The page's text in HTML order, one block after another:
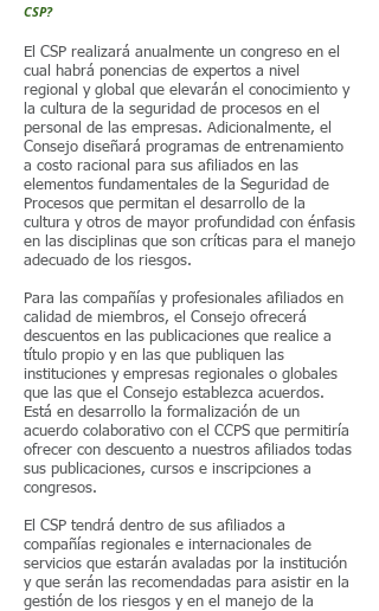
CSP?
El CSP realizará anualmente un congreso en el
cual habrá ponencias de expertos a nivel
regional y global que elevarán el conocimiento y
la cultura de la seguridad de procesos en el
personal de las empresas. Adicionalmente, el
Consejo diseñará programas de entrenamiento
a costo racional para sus afiliados en las
elementos fundamentales de la Seguridad de
Procesos que permitan el desarrollo de la
cultura y otros de mayor profundidad con énfasis
en las disciplinas que son críticas para el manejo
adecuado de los riesgos.
Para las compañías y profesionales afiliados en
calidad de miembros, el Consejo ofrecerá
descuentos en las publicaciones que realice a
título propio y en las que publiquen las
instituciones y empresas regionales o globales
que las que el Consejo establezca acuerdos.
Está en desarrollo la formalización de un
acuerdo colaborativo con el CCPS que permitiría
ofrecer con descuento a nuestros afiliados todas
sus publicaciones, cursos e inscripciones a
congresos.
El CSP tendrá dentro de sus afiliados a
compañías regionales e internacionales de
servicios que estarán avaladas por la institución
y que serán las recomendadas para asistir en la
gestión de los riesgos y en el manejo de la